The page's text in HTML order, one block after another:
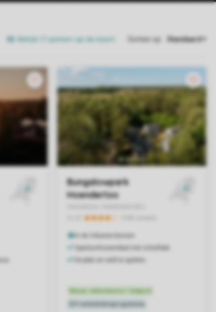
Bekijk 17 parken op de kaart Sorteer op: